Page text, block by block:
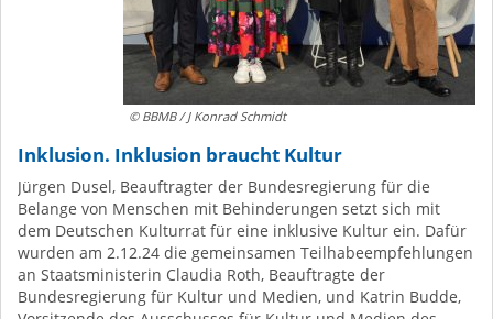
© BBMB / J Konrad Schmidt
Inklusion. Inklusion braucht Kultur
Jürgen Dusel, Beauftragter der Bundesregierung für die
Belange von Menschen mit Behinderungen setzt sich mit
dem Deutschen Kulturrat für eine inklusive Kultur ein. Dafür
wurden am 2.12.24 die gemeinsamen Teilhabeempfehlungen
an Staatsministerin Claudia Roth, Beauftragte der
Bundesregierung für Kultur und Medien, und Katrin Budde,